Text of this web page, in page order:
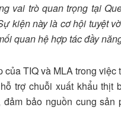
vai trò quan trọng tại
kiện này là cơ hội tuyệt
quan hệ hợp tác đầy
TIQ và MLA trong
trợ chuỗi xuất khẩu thịt
bảo nguồn cung